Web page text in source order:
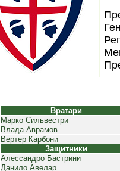
Вратари
Марко Сильвестри
Влада Аврамов
Вертер Карбони
Защитники
Алессандро Бастрини
Данило Авелар